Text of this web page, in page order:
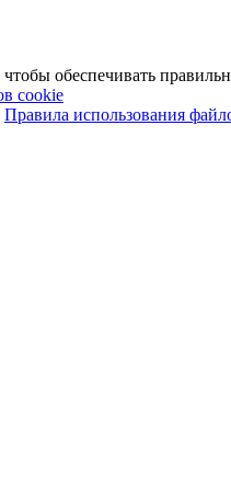
обеспечивать
cookie
Правила использования